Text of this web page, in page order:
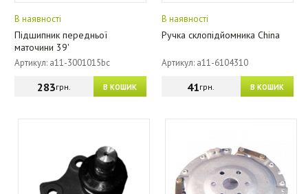
В наявності
Підшипник передньої
маточини 39'
Артикул: a11-3001015bc
В КОШИК
283грн.
В наявності
Ручка склопідйомника China
Артикул: a11-6104310
В КОШИК
41грн.